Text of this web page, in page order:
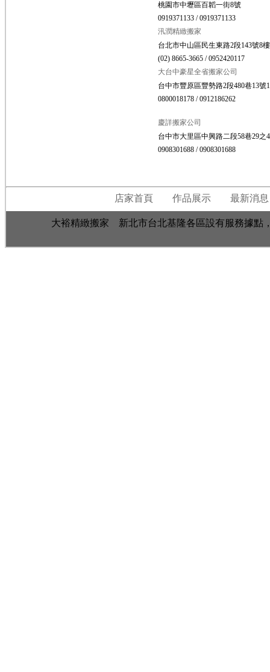
桃園市中壢區百韜一街8號
0919371133 / 0919371133
汛潤精緻搬家
台北市中山區民生東路2段143號8樓
(02) 8665-3665 / 0952420117
大台中豪星全省搬家公司
台中市豐原區豐勢路2段480巷13號
0800018178 / 0912186262
慶詳搬家公司
台中市大里區中興路二段58巷29之
0908301688 / 0908301688
店家首頁 作品展示 最新消息
大裕精緻搬家 新北市台北基隆各區設有服務據點